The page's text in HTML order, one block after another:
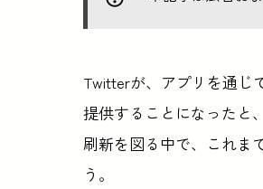
Twitterが、アプリを通じ
提供することになったと
刷新を図る中で、これま
う。